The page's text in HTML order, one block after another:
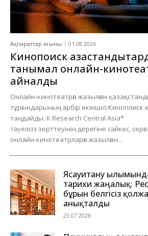
Ақпараттар ағыны 01.08.2026
Кинопоиск
танымал онлайн-
айналды
Онлайн-кинотеатрға жазылған
тұрғындарының әрбір екіншісі Кинопоиск
таңдайды. K Research Central Asia*
тәуелсіз зерттеуінің дерегіне сәйкес,
онлайн-кинотеатрларға жазылған...
Ясауитану
тарихи жаңалық:
бұрын белгісіз
анықталды
23.07.2026